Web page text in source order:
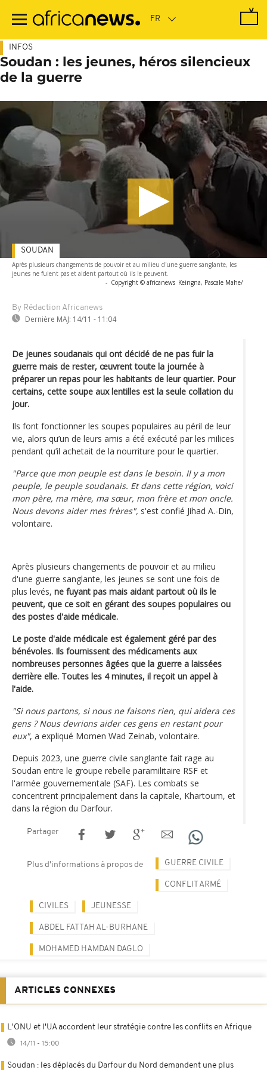
contenu
INFOS
Soudan : les jeunes, héros silencieux
de la guerre
Après plusieurs changements de pouvoir et au milieu d'une guerre sanglante, les
jeunes ne fuient pas et aident partout où ils le peuvent.
- Copyright © africanews Keingna, Pascale Mahe/
By Rédaction Africanews
Dernière MAJ: 14/11 - 11:04
SOUDAN
De jeunes soudanais qui ont décidé de ne pas fuir la
guerre mais de rester, œuvrent toute la journée à
préparer un repas pour les habitants de leur quartier. Pour
certains, cette soupe aux lentilles est la seule collation du
jour.
Ils font fonctionner les soupes populaires au péril de leur
vie, alors qu’un de leurs amis a été exécuté par les milices
pendant qu’il achetait de la nourriture pour le quartier.
"Parce que mon peuple est dans le besoin. Il y a mon
peuple, le peuple soudanais. Et dans cette région, voici
mon père, ma mère, ma sœur, mon frère et mon oncle.
Nous devons aider mes frères", s'est confié Jihad A.-Din,
volontaire.
Après plusieurs changements de pouvoir et au milieu
d'une guerre sanglante, les jeunes se sont une fois de
plus levés, ne fuyant pas mais aidant partout où ils le
peuvent, que ce soit en gérant des soupes populaires ou
des postes d'aide médicale.
Le poste d'aide médicale est également géré par des
bénévoles. Ils fournissent des médicaments aux
nombreuses personnes âgées que la guerre a laissées
derrière elle. Toutes les 4 minutes, il reçoit un appel à
l'aide.
"Si nous partons, si nous ne faisons rien, qui aidera ces
gens ? Nous devrions aider ces gens en restant pour
eux", a expliqué Momen Wad Zeinab, volontaire.
Depuis 2023, une guerre civile sanglante fait rage au
Soudan entre le groupe rebelle paramilitaire RSF et
l'armée gouvernementale (SAF). Les combats se
concentrent principalement dans la capitale, Khartoum, et
dans la région du Darfour.
Partager
Plus d'informations à propos de GUERRE CIVILE
CONFLIT ARMÉ
CIVILES JEUNESSE
ABDEL FATTAH AL-BURHANE
MOHAMED HAMDAN DAGLO
ARTICLES CONNEXES
L'ONU et l'UA accordent leur stratégie contre les conflits en Afrique
14/11 - 15:00
Soudan : les déplacés du Darfour du Nord demandent une plus